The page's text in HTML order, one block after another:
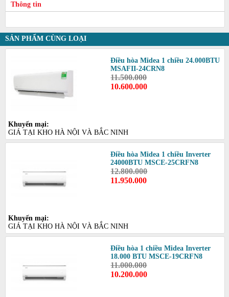
Thông tin
SẢN PHẨM CÙNG LOẠI
Điều hòa Midea 1 chiều 24.000BTU
MSAFII-24CRN8
11.500.000
10.600.000
Khuyến mại:
GIÁ TẠI KHO HÀ NỘI VÀ BẮC NINH
Điều hòa Midea 1 chiều Inverter
24000BTU MSCE-25CRFN8
12.800.000
11.950.000
Khuyến mại:
GIÁ TẠI KHO HÀ NỘI VÀ BẮC NINH
Điều hòa 1 chiều Midea Inverter
18.000 BTU MSCE-19CRFN8
11.000.000
10.200.000